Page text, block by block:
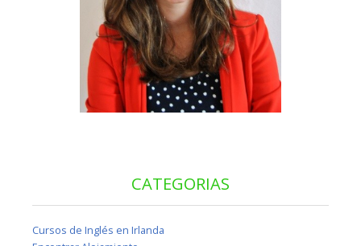
CATEGORIAS
Cursos de Inglés en Irlanda